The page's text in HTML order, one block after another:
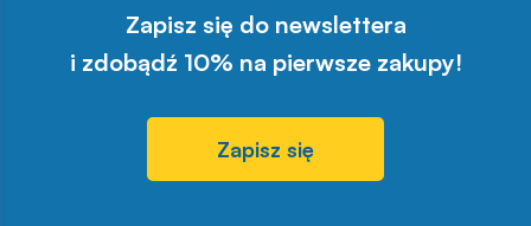
Zapisz się do newslettera
i zdobądź 10% na pierwsze zakupy!
Zapisz się